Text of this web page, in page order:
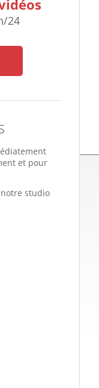
24
et pour
studio